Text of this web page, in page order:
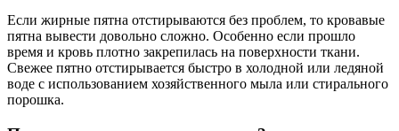
Если жирные пятна отстирываются без проблем, то кровавые
пятна вывести довольно сложно. Особенно если прошло
время и кровь плотно закрепилась на поверхности ткани.
Свежее пятно отстирывается быстро в холодной или ледяной
воде с использованием хозяйственного мыла или стирального
порошка.